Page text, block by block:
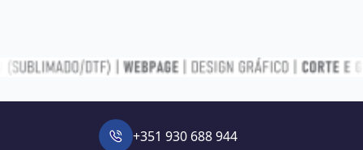
+351 930 688 944